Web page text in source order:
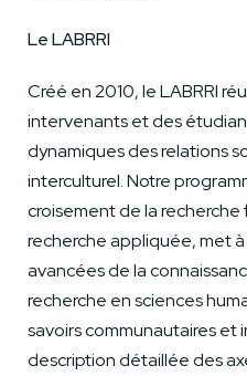
Le LABRRI
Créé en 2010, le LABRRI
intervenants et des
dynamiques des relations
interculturel. Notre
croisement de la
recherche appliquée, met
avancées de la
recherche en sciences
savoirs communautaires et
description détaillée des